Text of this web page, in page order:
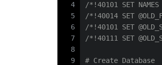
4
5
6
7
8
9
/*!40101 SET
/*!40014 SET
/*!40101 SET
/*!40111 SET
# Create Database